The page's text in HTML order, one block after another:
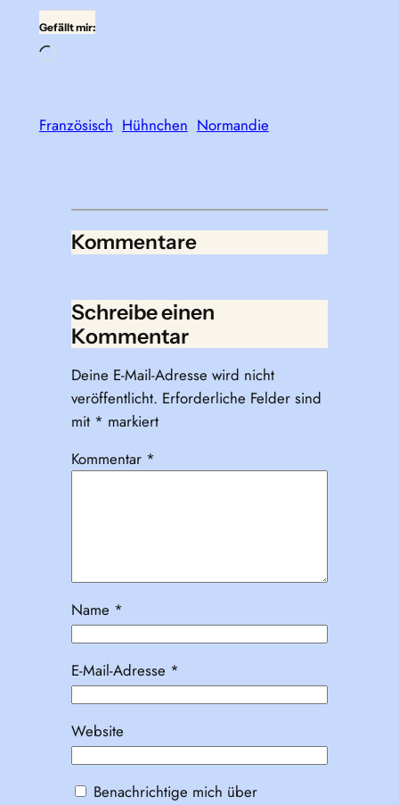
Gefällt mir:
Wird
Französisch Hühnchen Normandie
Kommentare
Schreibe einen
Kommentar
Deine E-Mail-Adresse wird nicht
veröffentlicht. Erforderliche Felder sind
mit * markiert
Kommentar *
Name *
E-Mail-Adresse *
Website
Benachrichtige mich über